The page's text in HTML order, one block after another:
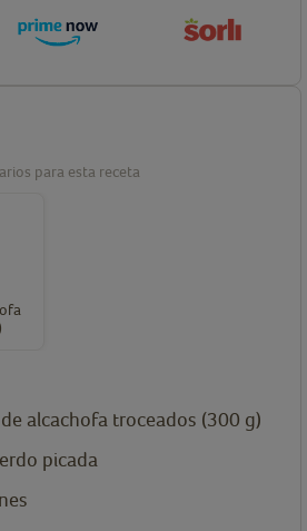
para esta receta
alcachofa troceados (300 g)
picada